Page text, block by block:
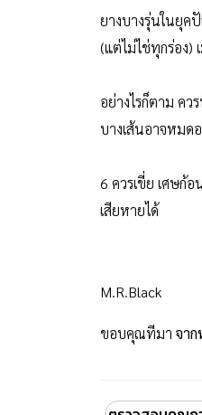
ยางบางรุ่นในยุค
(แต่ไม่ไช่ทุกร่อง)
อย่างไรก็ตาม ค
บางเส้นอาจหมด
6 ควรเขี่ย เศษก้
เสียหายได้
M.R.Black
ขอบคุณทีมา จา